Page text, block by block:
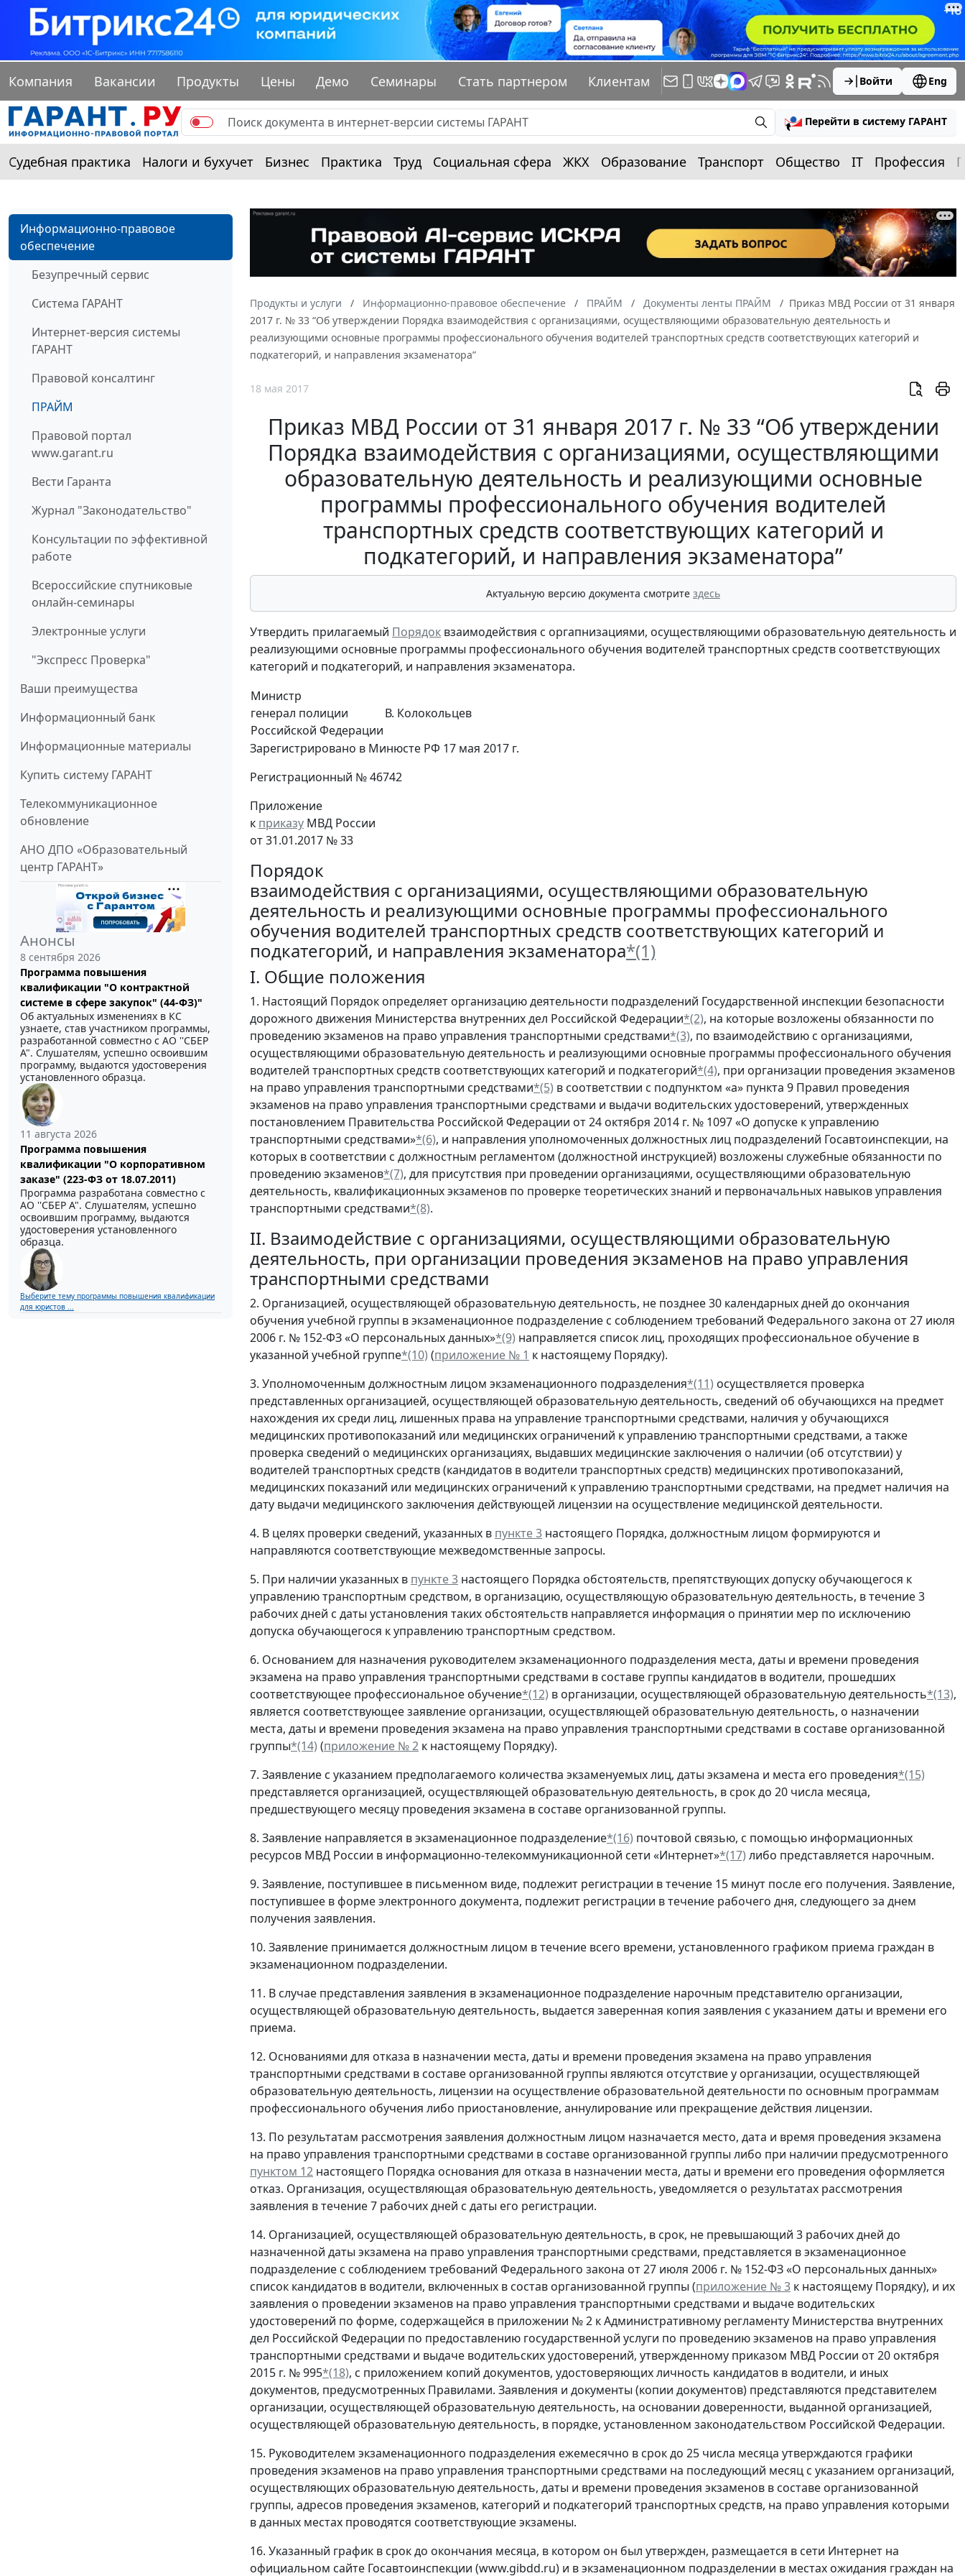
Компания Вакансии Продукты Цены Демо Семинары Стать партнером Клиентам Войти Eng
Перейти в систему ГАРАНТ
Судебная практика Налоги и бухучет Бизнес Практика Труд Социальная сфера ЖКХ Образование Транспорт Общество IT Профессия
Информационно-правовое
обеспечение
Безупречный сервис
Система ГАРАНТ
Интернет-версия системы
ГАРАНТ
Правовой консалтинг
ПРАЙМ
Правовой портал
www.garant.ru
Вести Гаранта
Журнал "Законодательство"
Консультации по эффективной
работе
Всероссийские спутниковые
онлайн-семинары
Электронные услуги
"Экспресс Проверка"
Ваши преимущества
Информационный банк
Информационные материалы
Купить систему ГАРАНТ
Телекоммуникационное
обновление
АНО ДПО «Образовательный
центр ГАРАНТ»
Анонсы
8 сентября 2026
Программа повышения
квалификации "О контрактной
системе в сфере закупок" (44-ФЗ)"
Об актуальных изменениях в КС
узнаете, став участником программы,
разработанной совместно с АО ''СБЕР
А". Слушателям, успешно освоившим
программу, выдаются удостоверения
установленного образца.
11 августа 2026
Программа повышения
квалификации "О корпоративном
заказе" (223-ФЗ от 18.07.2011)
Программа разработана совместно с
АО ''СБЕР А". Слушателям, успешно
освоившим программу, выдаются
удостоверения установленного
образца.
Выберите тему программы повышения квалификации
для юристов ...
Продукты и услуги Информационно-правовое обеспечение ПРАЙМ Документы ленты ПРАЙМ
Приказ МВД России от 31 января
2017 г. № 33 “Об утверждении Порядка взаимодействия с организациями, осуществляющими образовательную деятельность и
реализующими основные программы профессионального обучения водителей транспортных средств соответствующих категорий и
подкатегорий, и направления экзаменатора”
18 мая 2017
Приказ МВД России от 31 января 2017 г. № 33 “Об утверждении
Порядка взаимодействия с организациями, осуществляющими
образовательную деятельность и реализующими основные
программы профессионального обучения водителей
транспортных средств соответствующих категорий и
подкатегорий, и направления экзаменатора”
Актуальную версию документа смотрите здесь
Утвердить прилагаемый Порядок взаимодействия с оргапнизациями, осуществляющими образовательную деятельность и
реализующими основные программы профессионального обучения водителей транспортных средств соответствующих
категорий и подкатегорий, и направления экзаменатора.
Министр
генерал полиции
Российской Федерации
В. Колокольцев
Зарегистрировано в Минюсте РФ 17 мая 2017 г.
Регистрационный № 46742
Приложение
к приказу МВД России
от 31.01.2017 № 33
Порядок
взаимодействия с организациями, осуществляющими образовательную
деятельность и реализующими основные программы профессионального
обучения водителей транспортных средств соответствующих категорий и
подкатегорий, и направления экзаменатора*(1)
I. Общие положения
1. Настоящий Порядок определяет организацию деятельности подразделений Государственной инспекции безопасности
дорожного движения Министерства внутренних дел Российской Федерации*(2), на которые возложены обязанности по
проведению экзаменов на право управления транспортными средствами*(3), по взаимодействию с организациями,
осуществляющими образовательную деятельность и реализующими основные программы профессионального обучения
водителей транспортных средств соответствующих категорий и подкатегорий*(4), при организации проведения экзаменов
на право управления транспортными средствами*(5) в соответствии с подпунктом «а» пункта 9 Правил проведения
экзаменов на право управления транспортными средствами и выдачи водительских удостоверений, утвержденных
постановлением Правительства Российской Федерации от 24 октября 2014 г. № 1097 «О допуске к управлению
транспортными средствами»*(6), и направления уполномоченных должностных лиц подразделений Госавтоинспекции, на
которых в соответствии с должностным регламентом (должностной инструкцией) возложены служебные обязанности по
проведению экзаменов*(7), для присутствия при проведении организациями, осуществляющими образовательную
деятельность, квалификационных экзаменов по проверке теоретических знаний и первоначальных навыков управления
транспортными средствами*(8).
II. Взаимодействие с организациями, осуществляющими образовательную
деятельность, при организации проведения экзаменов на право управления
транспортными средствами
2. Организацией, осуществляющей образовательную деятельность, не позднее 30 календарных дней до окончания
обучения учебной группы в экзаменационное подразделение с соблюдением требований Федерального закона от 27 июля
2006 г. № 152-ФЗ «О персональных данных»*(9) направляется список лиц, проходящих профессиональное обучение в
указанной учебной группе*(10) (приложение № 1 к настоящему Порядку).
3. Уполномоченным должностным лицом экзаменационного подразделения*(11) осуществляется проверка
представленных организацией, осуществляющей образовательную деятельность, сведений об обучающихся на предмет
нахождения их среди лиц, лишенных права на управление транспортными средствами, наличия у обучающихся
медицинских противопоказаний или медицинских ограничений к управлению транспортными средствами, а также
проверка сведений о медицинских организациях, выдавших медицинские заключения о наличии (об отсутствии) у
водителей транспортных средств (кандидатов в водители транспортных средств) медицинских противопоказаний,
медицинских показаний или медицинских ограничений к управлению транспортными средствами, на предмет наличия на
дату выдачи медицинского заключения действующей лицензии на осуществление медицинской деятельности.
4. В целях проверки сведений, указанных в пункте 3 настоящего Порядка, должностным лицом формируются и
направляются соответствующие межведомственные запросы.
5. При наличии указанных в пункте 3 настоящего Порядка обстоятельств, препятствующих допуску обучающегося к
управлению транспортным средством, в организацию, осуществляющую образовательную деятельность, в течение 3
рабочих дней с даты установления таких обстоятельств направляется информация о принятии мер по исключению
допуска обучающегося к управлению транспортным средством.
6. Основанием для назначения руководителем экзаменационного подразделения места, даты и времени проведения
экзамена на право управления транспортными средствами в составе группы кандидатов в водители, прошедших
соответствующее профессиональное обучение*(12) в организации, осуществляющей образовательную деятельность*(13),
является соответствующее заявление организации, осуществляющей образовательную деятельность, о назначении
места, даты и времени проведения экзамена на право управления транспортными средствами в составе организованной
группы*(14) (приложение № 2 к настоящему Порядку).
7. Заявление с указанием предполагаемого количества экзаменуемых лиц, даты экзамена и места его проведения*(15)
представляется организацией, осуществляющей образовательную деятельность, в срок до 20 числа месяца,
предшествующего месяцу проведения экзамена в составе организованной группы.
8. Заявление направляется в экзаменационное подразделение*(16) почтовой связью, с помощью информационных
ресурсов МВД России в информационно-телекоммуникационной сети «Интернет»*(17) либо представляется нарочным.
9. Заявление, поступившее в письменном виде, подлежит регистрации в течение 15 минут после его получения. Заявление,
поступившее в форме электронного документа, подлежит регистрации в течение рабочего дня, следующего за днем
получения заявления.
10. Заявление принимается должностным лицом в течение всего времени, установленного графиком приема граждан в
экзаменационном подразделении.
11. В случае представления заявления в экзаменационное подразделение нарочным представителю организации,
осуществляющей образовательную деятельность, выдается заверенная копия заявления с указанием даты и времени его
приема.
12. Основаниями для отказа в назначении места, даты и времени проведения экзамена на право управления
транспортными средствами в составе организованной группы являются отсутствие у организации, осуществляющей
образовательную деятельность, лицензии на осуществление образовательной деятельности по основным программам
профессионального обучения либо приостановление, аннулирование или прекращение действия лицензии.
13. По результатам рассмотрения заявления должностным лицом назначается место, дата и время проведения экзамена
на право управления транспортными средствами в составе организованной группы либо при наличии предусмотренного
пунктом 12 настоящего Порядка основания для отказа в назначении места, даты и времени его проведения оформляется
отказ. Организация, осуществляющая образовательную деятельность, уведомляется о результатах рассмотрения
заявления в течение 7 рабочих дней с даты его регистрации.
14. Организацией, осуществляющей образовательную деятельность, в срок, не превышающий 3 рабочих дней до
назначенной даты экзамена на право управления транспортными средствами, представляется в экзаменационное
подразделение с соблюдением требований Федерального закона от 27 июля 2006 г. № 152-ФЗ «О персональных данных»
список кандидатов в водители, включенных в состав организованной группы (приложение № 3 к настоящему Порядку), и их
заявления о проведении экзаменов на право управления транспортными средствами и выдаче водительских
удостоверений по форме, содержащейся в приложении № 2 к Административному регламенту Министерства внутренних
дел Российской Федерации по предоставлению государственной услуги по проведению экзаменов на право управления
транспортными средствами и выдаче водительских удостоверений, утвержденному приказом МВД России от 20 октября
2015 г. № 995*(18), с приложением копий документов, удостоверяющих личность кандидатов в водители, и иных
документов, предусмотренных Правилами. Заявления и документы (копии документов) представляются представителем
организации, осуществляющей образовательную деятельность, на основании доверенности, выданной организацией,
осуществляющей образовательную деятельность, в порядке, установленном законодательством Российской Федерации.
15. Руководителем экзаменационного подразделения ежемесячно в срок до 25 числа месяца утверждаются графики
проведения экзаменов на право управления транспортными средствами на последующий месяц с указанием организаций,
осуществляющих образовательную деятельность, даты и времени проведения экзаменов в составе организованной
группы, адресов проведения экзаменов, категорий и подкатегорий транспортных средств, на право управления которыми
в данных местах проводятся соответствующие экзамены.
16. Указанный график в срок до окончания месяца, в котором он был утвержден, размещается в сети Интернет на
официальном сайте Госавтоинспекции (www.gibdd.ru) и в экзаменационном подразделении в местах ожидания граждан на